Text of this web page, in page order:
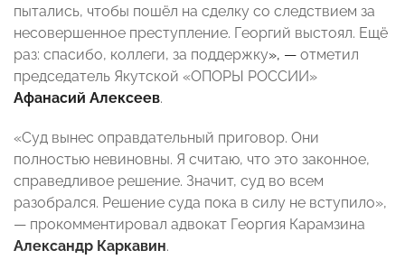
пытались, чтобы пошёл на сделку со следствием за
несовершенное преступление. Георгий выстоял. Ещё
раз: спасибо, коллеги, за поддержку», — отметил
председатель Якутской «ОПОРЫ РОССИИ»
Афанасий Алексеев.
«Суд вынес оправдательный приговор. Они
полностью невиновны. Я считаю, что это законное,
справедливое решение. Значит, суд во всем
разобрался. Решение суда пока в силу не вступило»,
— прокомментировал адвокат Георгия Карамзина
Александр Каркавин.